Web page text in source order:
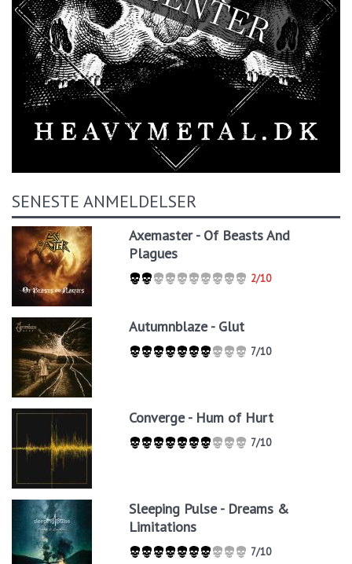
SENESTE ANMELDELSER
Axemaster - Of Beasts And
Plagues
2/10
Autumnblaze - Glut
7/10
Converge - Hum of Hurt
7/10
Sleeping Pulse - Dreams &
Limitations
7/10